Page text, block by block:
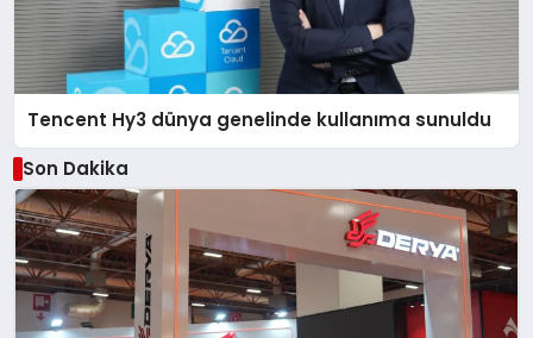
Tencent Hy3 dünya genelinde kullanıma sunuldu
Son Dakika